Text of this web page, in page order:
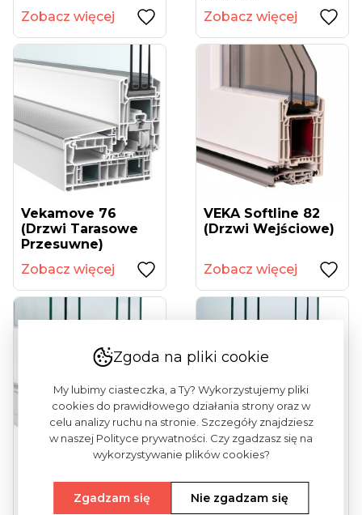
Zobacz więcej
Zobacz więcej
Vekamove 76
(drzwi Tarasowe
Przesuwne)
Zobacz więcej
VEKA Softline 82
(drzwi Wejściowe)
Zobacz więcej
Vekamotion 82
(drzwi Tarasowe...
Zobacz więcej
(drzwi Tarasowe...
Zobacz więcej
Zgoda na pliki cookie
My lubimy ciasteczka, a Ty? Wykorzystujemy pliki
cookies do prawidłowego działania strony oraz w
celu analizy ruchu na stronie. Szczegóły znajdziesz
w naszej Polityce prywatności. Czy zgadzasz się na
wykorzystywanie plików cookies?
Zgadzam się Nie zgadzam się